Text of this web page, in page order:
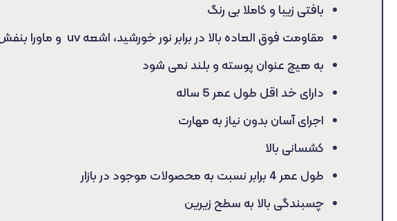
بافتی زیبا و کاملا بی رنگ
مقاومت فوق العاده بالا در برابر نور خورشید، اشعه uv و ماورا بنفش
به هیچ عنوان پوسته و بلند نمی شود
دارای خد اقل طول عمر 5 ساله
اجرای آسان بدون نیاز به مهارت
کشسانی بالا
طول عمر 4 برابر نسبت به محصولات موجود در بازار
چسبندگی بالا به سطح زیرین